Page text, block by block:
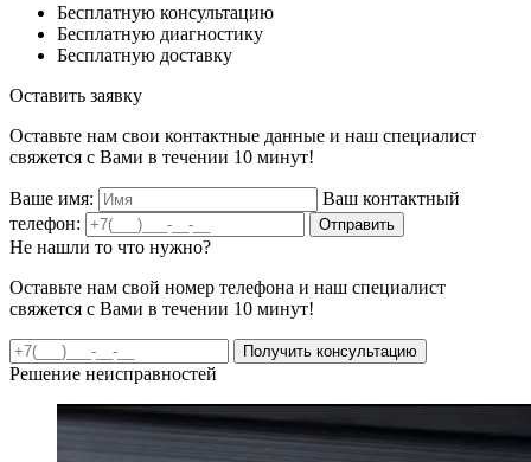
Бесплатную консультацию
Бесплатную диагностику
Бесплатную доставку
Оставить заявку
Оставьте нам свои контактные данные и наш специалист
свяжется с Вами в течении 10 минут!
Ваше имя:
Ваш контактный
телефон:
Отправить
Не нашли то что нужно?
Оставьте нам свой номер телефона и наш специалист
свяжется с Вами в течении 10 минут!
Получить консультацию
Решение неисправностей